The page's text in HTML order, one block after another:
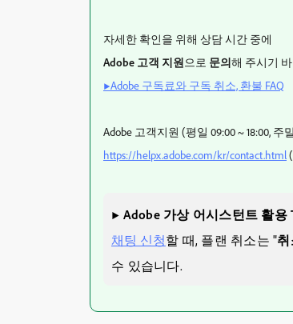
자세한 확인을 위해 상담 시간 중에
Adobe 고객 지원으로 문의해 주시기
▶Adobe 구독료와 구독 취소, 환불 FAQ
Adobe 고객지원 (평일 09:00 ~ 18:00, 주
https://helpx.adobe.com/kr/contact.html
▶ Adobe 가상 어시스턴트 활용
채팅 신청할 때, 플랜 취소는 "
수 있습니다.